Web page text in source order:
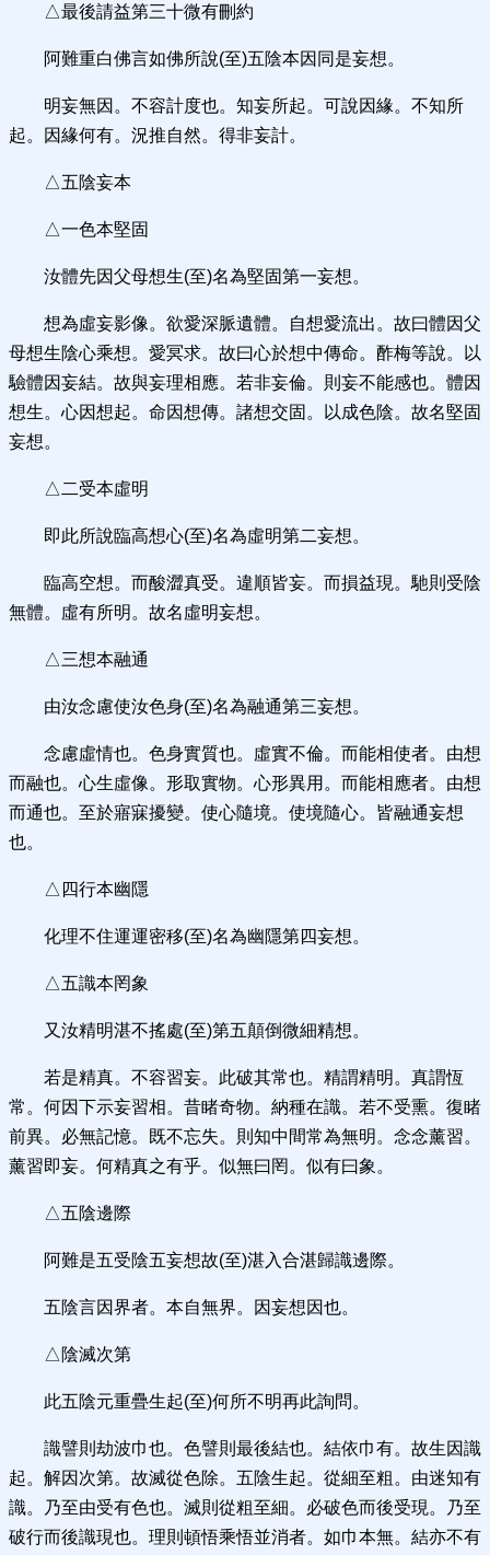
△最後請益第三十微有刪約
阿難重白佛言如佛所說(至)五陰本因同是妄想。
明妄無因。不容計度也。知妄所起。可說因緣。不知所
起。因緣何有。況推自然。得非妄計。
△五陰妄本
△一色本堅固
汝體先因父母想生(至)名為堅固第一妄想。
想為虛妄影像。欲愛深脈遺體。自想愛流出。故曰體因父
母想生陰心乘想。愛冥求。故曰心於想中傳命。酢梅等說。以
驗體因妄結。故與妄理相應。若非妄倫。則妄不能感也。體因
想生。心因想起。命因想傳。諸想交固。以成色陰。故名堅固
妄想。
△二受本虛明
即此所說臨高想心(至)名為虛明第二妄想。
臨高空想。而酸澀真受。違順皆妄。而損益現。馳則受陰
無體。虛有所明。故名虛明妄想。
△三想本融通
由汝念慮使汝色身(至)名為融通第三妄想。
念慮虛情也。色身實質也。虛實不倫。而能相使者。由想
而融也。心生虛像。形取實物。心形異用。而能相應者。由想
而通也。至於寤寐擾變。使心隨境。使境隨心。皆融通妄想
也。
△四行本幽隱
化理不住運運密移(至)名為幽隱第四妄想。
△五識本罔象
又汝精明湛不搖處(至)第五顛倒微細精想。
若是精真。不容習妄。此破其常也。精謂精明。真謂恆
常。何因下示妄習相。昔睹奇物。納種在識。若不受熏。復睹
前異。必無記憶。既不忘失。則知中間常為無明。念念薰習。
薰習即妄。何精真之有乎。似無曰罔。似有曰象。
△五陰邊際
阿難是五受陰五妄想故(至)湛入合湛歸識邊際。
五陰言因界者。本自無界。因妄想因也。
△陰滅次第
此五陰元重疊生起(至)何所不明再此詢問。
識譬則劫波巾也。色譬則最後結也。結依巾有。故生因識
起。解因次第。故滅從色除。五陰生起。從細至粗。由迷知有
識。乃至由受有色也。滅則從粗至細。必破色而後受現。乃至
破行而後識現也。理則頓悟乘悟並消者。如巾本無。結亦不有